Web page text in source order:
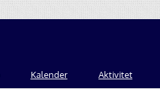
Kalender Aktivitet